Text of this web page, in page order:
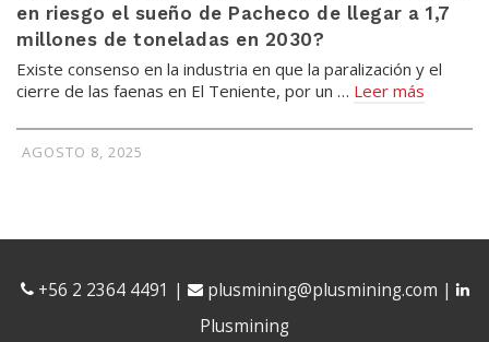
en riesgo el sueño de Pacheco de llegar a 1,7
millones de toneladas en 2030?
Existe consenso en la industria en que la paralización y el
cierre de las faenas en El Teniente, por un … Leer más
AGOSTO 8, 2025
+56 2 2364 4491 | plusmining@plusmining.com |
Plusmining